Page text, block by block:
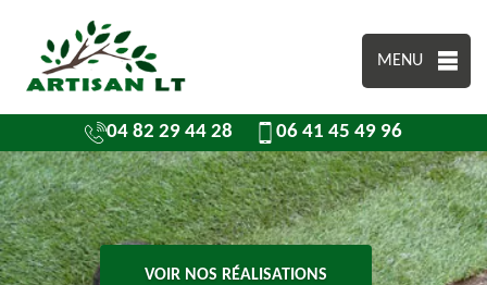
MENU
04 82 29 44 28 06 41 45 49 96
VOIR NOS RÉALISATIONS